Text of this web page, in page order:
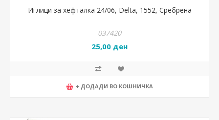
Иглици за хефталка 24/06, Delta, 1552, Сребрена
037420
25,00 ден
+ ДОДАДИ ВО КОШНИЧКА